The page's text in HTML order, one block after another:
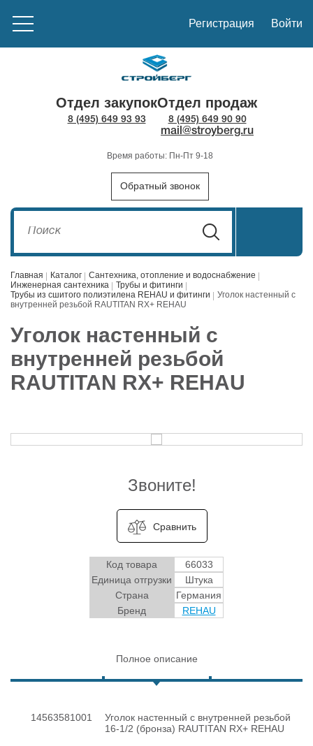
Регистрация Войти
Отдел закупок
8 (495) 649 93 93
Отдел продаж
8 (495) 649 90 90
mail@stroyberg.ru
Время работы: Пн-Пт 9-18
Обратный звонок
Главная Каталог
Сантехника, отопление и водоснабжение
Инженерная сантехника
Трубы и фитинги
Трубы из сшитого полиэтилена REHAU и фитинги
Уголок настенный с
внутренней резьбой RAUTITAN RX+ REHAU
Уголок настенный с
внутренней резьбой
RAUTITAN RX+ REHAU
Звоните!
Сравнить
Код товара
66033
Единица отгрузки
Штука
Страна
Германия
Бренд
REHAU
Полное описание
14563581001
Уголок настенный с внутренней резьбой
16-1/2 (бронза) RAUTITAN RX+ REHAU